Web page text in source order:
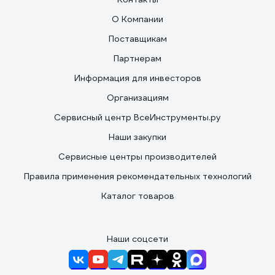
целом коробки очень качественные, свою работу
"Promrukav 60-0303" или "Промрукав 60-0303".
размеры из моей 3D-модели (см. фото).
О Компании
Поставщикам
Партнерам
Информация для инвесторов
Организациям
Сервисный центр ВсеИнструменты.ру
Наши закупки
Сервисные центры производителей
Правила применения рекомендательных технологий
Каталог товаров
Наши соцсети